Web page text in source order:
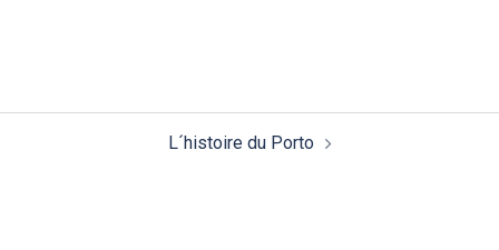
L´histoire du Porto